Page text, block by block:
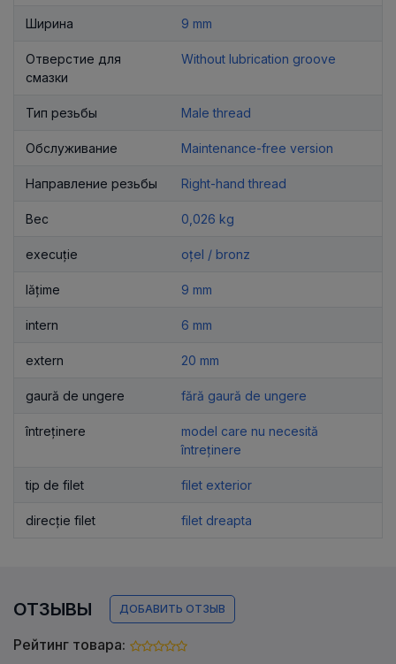
Ширина 9 mm
Отверстие для
смазки
Without lubrication groove
Тип резьбы Male thread
Обслуживание Maintenance-free version
Направление резьбы Right-hand thread
Вес 0,026 kg
execuție oțel / bronz
lățime 9 mm
intern 6 mm
extern 20 mm
gaură de ungere fără gaură de ungere
întreținere
model care nu necesită
întreținere
tip de filet filet exterior
direcție filet filet dreapta
ОТЗЫВЫ ДОБАВИТЬ ОТЗЫВ
Рейтинг товара: